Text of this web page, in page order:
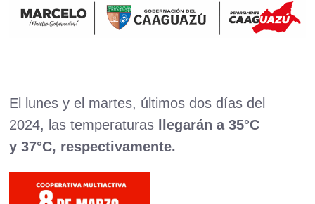
El lunes y el martes, últimos dos días del
2024, las temperaturas llegarán a 35°C
y 37°C, respectivamente.